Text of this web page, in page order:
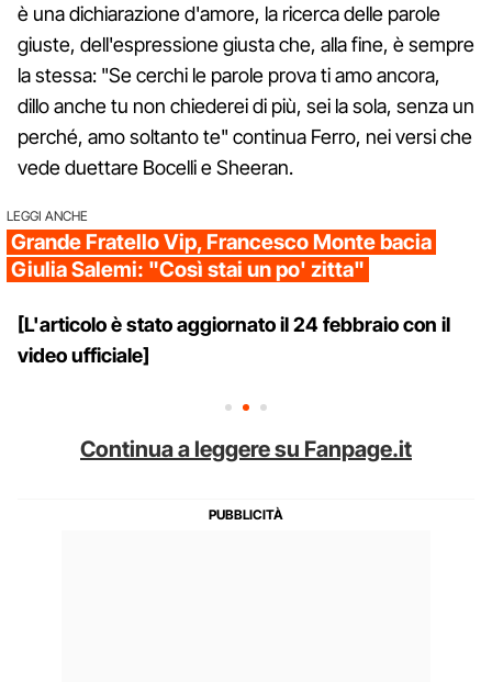
è una dichiarazione d'amore, la ricerca delle parole
giuste, dell'espressione giusta che, alla fine, è sempre
la stessa: "Se cerchi le parole prova ti amo ancora,
dillo anche tu non chiederei di più, sei la sola, senza un
perché, amo soltanto te" continua Ferro, nei versi che
vede duettare Bocelli e Sheeran.
LEGGI ANCHE
Grande Fratello Vip, Francesco Monte bacia
Giulia Salemi: "Così stai un po' zitta"
[L'articolo è stato aggiornato il 24 febbraio con il
video ufficiale]
Continua a leggere su Fanpage.it